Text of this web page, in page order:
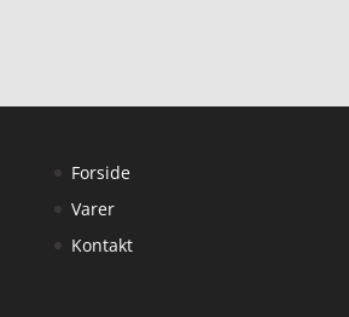
Forside
Varer
Kontakt